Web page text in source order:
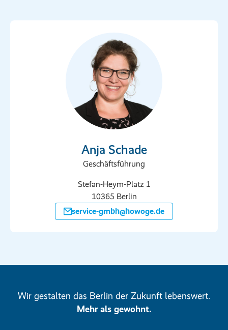
Anja Schade
Geschäftsführung
Stefan-Heym-Platz 1
10365 Berlin
service-gmbh@howoge.de
Wir gestalten das Berlin der Zukunft lebenswert.
Mehr als gewohnt.